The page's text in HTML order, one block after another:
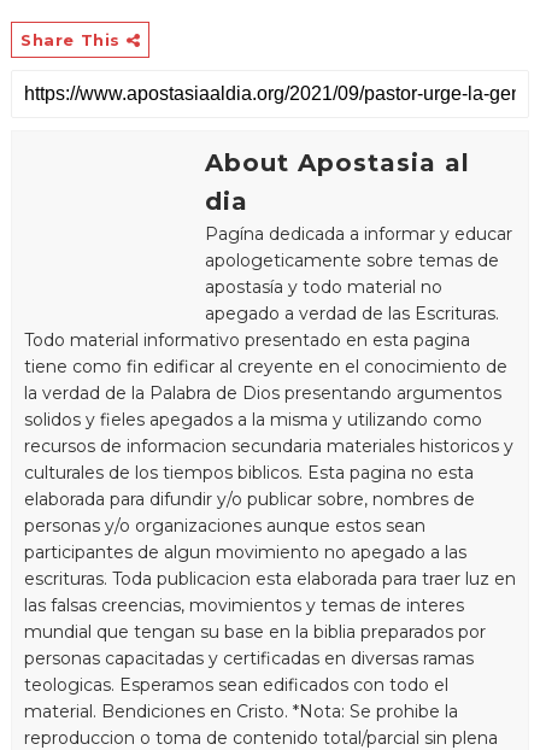
Share This
About Apostasia al
dia
Pagína dedicada a informar y educar
apologeticamente sobre temas de
apostasía y todo material no
apegado a verdad de las Escrituras.
Todo material informativo presentado en esta pagina
tiene como fin edificar al creyente en el conocimiento de
la verdad de la Palabra de Dios presentando argumentos
solidos y fieles apegados a la misma y utilizando como
recursos de informacion secundaria materiales historicos y
culturales de los tiempos biblicos. Esta pagina no esta
elaborada para difundir y/o publicar sobre, nombres de
personas y/o organizaciones aunque estos sean
participantes de algun movimiento no apegado a las
escrituras. Toda publicacion esta elaborada para traer luz en
las falsas creencias, movimientos y temas de interes
mundial que tengan su base en la biblia preparados por
personas capacitadas y certificadas en diversas ramas
teologicas. Esperamos sean edificados con todo el
material. Bendiciones en Cristo. *Nota: Se prohibe la
reproduccion o toma de contenido total/parcial sin plena